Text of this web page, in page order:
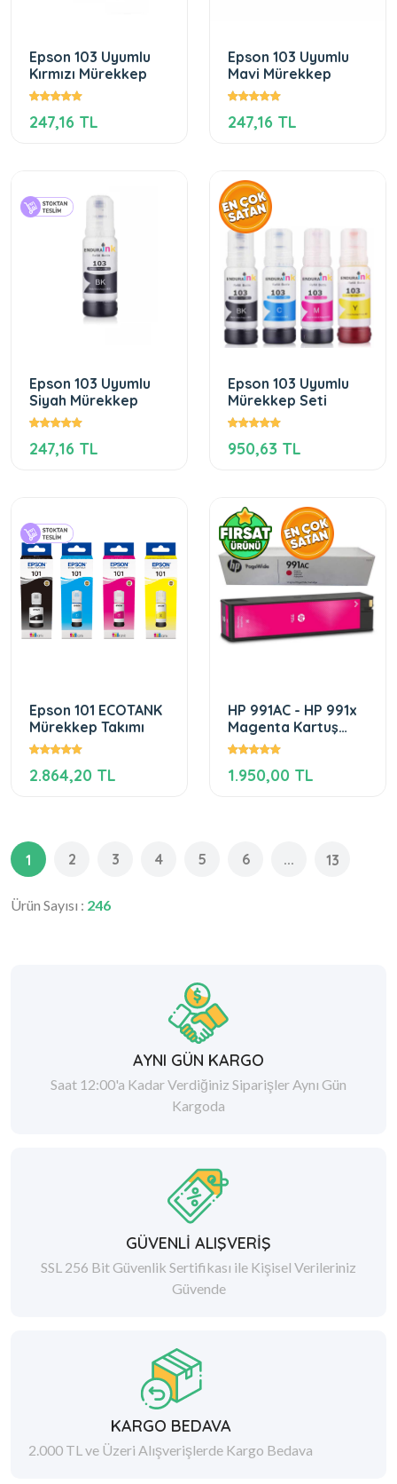
Epson 103 Uyumlu
Kırmızı Mürekkep
247,16 TL
Epson 103 Uyumlu
Mavi Mürekkep
247,16 TL
Epson 103 Uyumlu
Siyah Mürekkep
247,16 TL
Epson 103 Uyumlu
Mürekkep Seti
950,63 TL
Epson 101 ECOTANK
Mürekkep Takımı
2.864,20 TL
HP 991AC - HP 991x
Magenta Kartuş
Dolumu
1.950,00 TL
1 2 3 4 5 6 ... 13
Ürün Sayısı : 246
AYNI GÜN KARGO
Saat 12:00'a Kadar Verdiğiniz Siparişler Aynı Gün
Kargoda
GÜVENLİ ALIŞVERİŞ
SSL 256 Bit Güvenlik Sertifikası ile Kişisel Verileriniz
Güvende
KARGO BEDAVA
2.000 TL ve Üzeri Alışverişlerde Kargo Bedava